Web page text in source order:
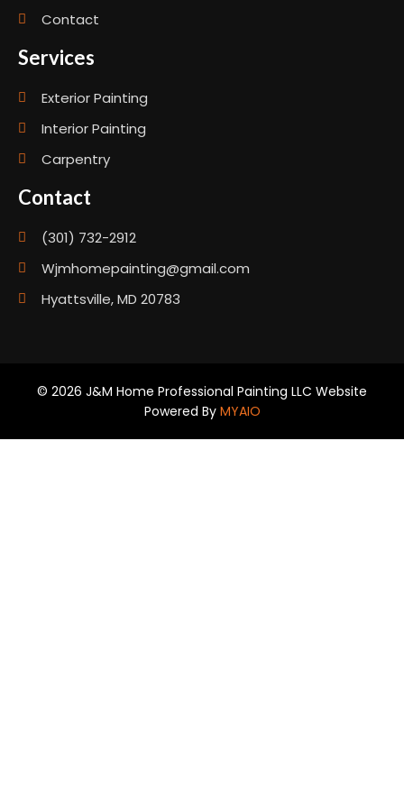
Contact
Services
Exterior Painting
Interior Painting
Carpentry
Contact
(301) 732-2912
Wjmhomepainting@gmail.com
Hyattsville, MD 20783
© 2026 J&M Home Professional Painting LLC Website
Powered By MYAIO